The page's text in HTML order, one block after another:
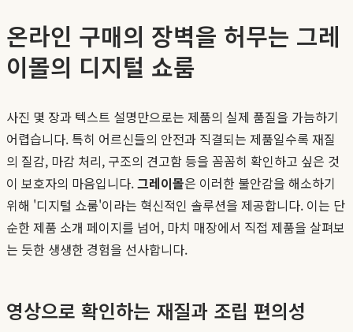
온라인 구매의 장벽을 허무는 그레
이몰의 디지털 쇼룸
사진 몇 장과 텍스트 설명만으로는 제품의 실제 품질을 가늠하기
어렵습니다. 특히 어르신들의 안전과 직결되는 제품일수록 재질
의 질감, 마감 처리, 구조의 견고함 등을 꼼꼼히 확인하고 싶은 것
이 보호자의 마음입니다.그레이몰은 이러한 불안감을 해소하기
위해 '디지털 쇼룸'이라는 혁신적인 솔루션을 제공합니다. 이는 단
순한 제품 소개 페이지를 넘어, 마치 매장에서 직접 제품을 살펴보
는 듯한 생생한 경험을 선사합니다.
영상으로 확인하는 재질과 조립 편의성